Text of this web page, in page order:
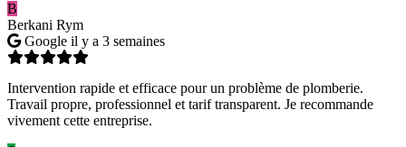
B
Berkani Rym
Google il y a 3 semaines
Intervention rapide et efficace pour un problème de plomberie.
Travail propre, professionnel et tarif transparent. Je recommande
vivement cette entreprise.